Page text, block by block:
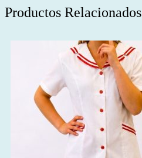
Productos Relacionados